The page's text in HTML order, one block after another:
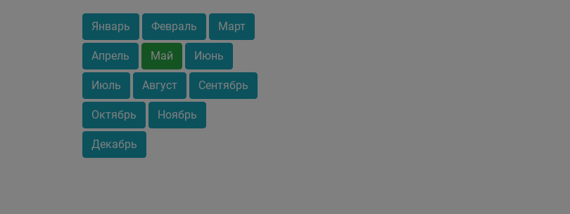
Январь Февраль Март
Апрель Май Июнь
Июль Август Сентябрь
Октябрь Ноябрь
Декабрь